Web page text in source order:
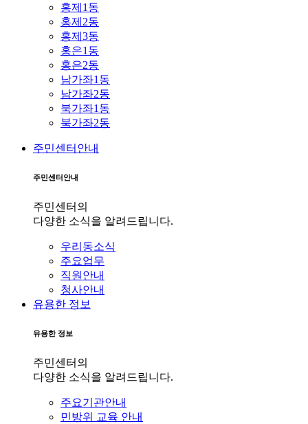
홍제1동
홍제2동
홍제3동
홍은1동
홍은2동
남가좌1동
남가좌2동
북가좌1동
북가좌2동
주민센터안내
주민센터안내
주민센터의
다양한 소식을 알려드립니다.
우리동소식
주요업무
직원안내
청사안내
유용한 정보
유용한 정보
주민센터의
다양한 소식을 알려드립니다.
주요기관안내
민방위 교육 안내